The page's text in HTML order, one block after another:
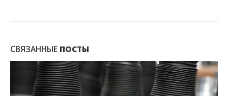
СВЯЗАННЫЕ ПОСТЫ